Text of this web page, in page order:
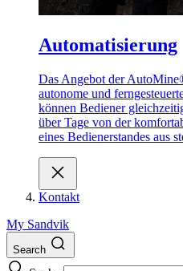
Automatisierung
Das Angebot der
autonome und
können Bediener
über Tage von der
eines Bedienerstandes aus
Kontakt
My Sandvik
Search